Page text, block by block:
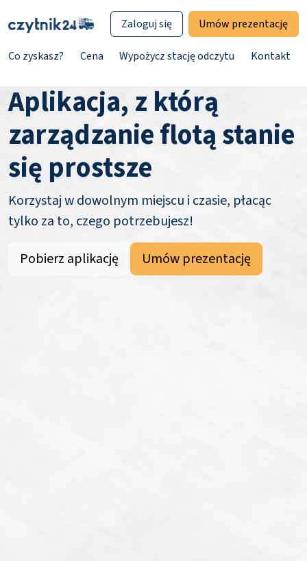
Co zyskasz? Cena Wypożycz stację odczytu Kontakt
Zaloguj się Umów prezentację
Aplikacja, z którą
zarządzanie flotą stanie
się prostsze
Korzystaj w dowolnym miejscu i czasie, płacąc
tylko za to, czego potrzebujesz!
Pobierz aplikację
Umów prezentację